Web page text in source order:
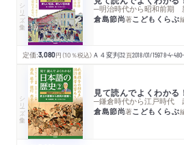
シリーズ・全集
─明治時代から昭和前期
倉島節尚著こどもくらぶ
定価:3,080円 （10％税込） Ａ４変判32頁2018/01/15978-4-
シリーズ・全集 見て読んでよくわか
─鎌倉時代から江戸時代
倉島節尚著こどもくらぶ